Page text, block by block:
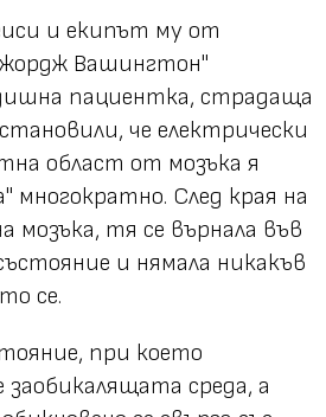
и екипът му от
Вашингтон"
пациентка, страдаща
че електрически
област от мозъка я
многократно. След края на
мозъка, тя се върнала във
и нямала никакъв
се.
при което
заобикалящата среда, а